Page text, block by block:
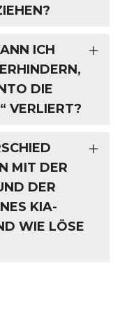
ICH
DIE
VERLIERT?
MIT DER
DER
KIA-
WIE LÖSE